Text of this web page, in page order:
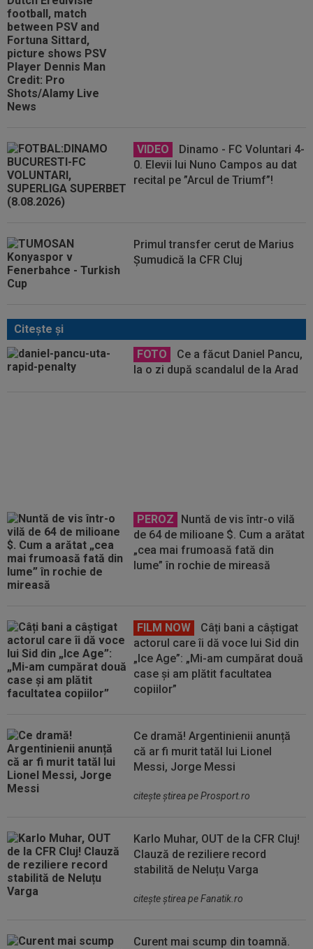
VIDEO
Dinamo - FC Voluntari 4-
0. Elevii lui Nuno Campos au dat
recital pe ”Arcul de Triumf”!
Primul transfer cerut de Marius
Șumudică la CFR Cluj
Citeşte şi
FOTO
Ce a făcut Daniel Pancu,
la o zi după scandalul de la Arad
PEROZ
Nuntă de vis într-o vilă
de 64 de milioane $. Cum a arătat
„cea mai frumoasă fată din
lume” în rochie de mireasă
FILM NOW
Câți bani a câștigat
actorul care îi dă voce lui Sid din
„Ice Age”: „Mi-am cumpărat două
case și am plătit facultatea
copiilor”
Ce dramă! Argentinienii anunță
că ar fi murit tatăl lui Lionel
Messi, Jorge Messi
citeşte ştirea pe Prosport.ro
Karlo Muhar, OUT de la CFR Cluj!
Clauză de reziliere record
stabilită de Neluțu Varga
citeşte ştirea pe Fanatik.ro
Curent mai scump din toamnă.